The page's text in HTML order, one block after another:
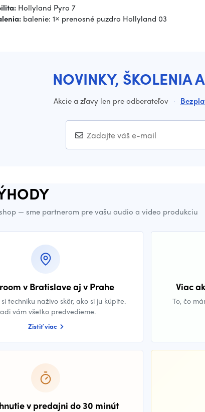
Hollyland Pyro 7
balenie: 1× prenosné puzdro Hollyland 03
NOVINKY, ŠKOLENIA
Akcie a zľavy len pre odberateľov ·
— sme partnerom pre vašu audio a video produkciu
v Bratislave aj v Prahe
techniku naživo skôr, ako si ju kúpite.
vám všetko predvedieme.
Zistiť viac
Viac
To, čo
v predajni do 30 minút